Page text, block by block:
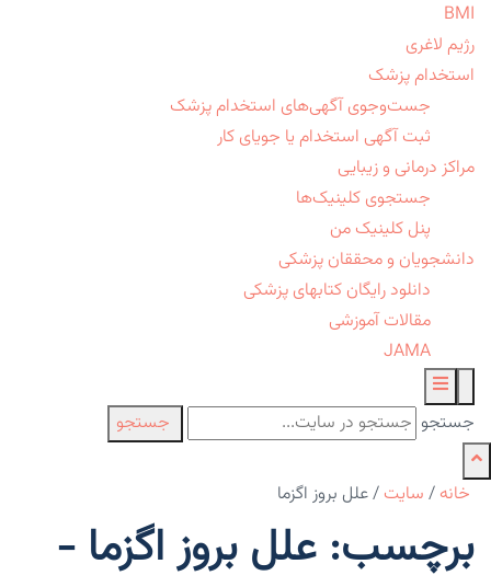
BMI
رژیم لاغری
استخدام پزشک
جست‌وجوی آگهی‌های استخدام پزشک
ثبت آگهی استخدام یا جویای کار
مراکز درمانی و زیبایی
جستجوی کلینیک‌ها
پنل کلینیک من
دانشجویان و محققان پزشکی
دانلود رایگان کتابهای پزشکی
مقالات آموزشی
JAMA
جستجو جستجو
خانه / سایت /علل بروز اگزما
برچسب: علل بروز اگزما -